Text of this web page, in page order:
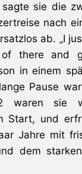
sagte sie die
nach
ab. „I
there and
in einem
Pause
waren sie
Start, und
Jahre mit
dem starken